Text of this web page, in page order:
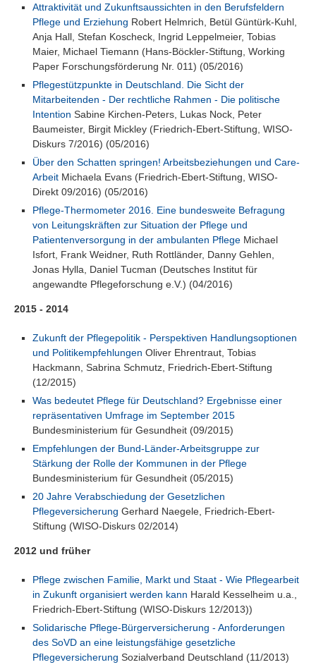
Attraktivität und Zukunftsaussichten in den Berufsfeldern
Pflege und Erziehung Robert Helmrich, Betül Güntürk-Kuhl,
Anja Hall, Stefan Koscheck, Ingrid Leppelmeier, Tobias
Maier, Michael Tiemann (Hans-Böckler-Stiftung, Working
Paper Forschungsförderung Nr. 011) (05/2016)
Pflegestützpunkte in Deutschland. Die Sicht der
Mitarbeitenden - Der rechtliche Rahmen - Die politische
Intention Sabine Kirchen-Peters, Lukas Nock, Peter
Baumeister, Birgit Mickley (Friedrich-Ebert-Stiftung, WISO-
Diskurs 7/2016) (05/2016)
Über den Schatten springen! Arbeitsbeziehungen und Care-
ArbeitMichaela Evans (Friedrich-Ebert-Stiftung, WISO-
Direkt 09/2016) (05/2016)
Pflege-Thermometer 2016. Eine bundesweite Befragung
von Leitungskräften zur Situation der Pflege und
Patientenversorgung in der ambulanten PflegeMichael
Isfort, Frank Weidner, Ruth Rottländer, Danny Gehlen,
Jonas Hylla, Daniel Tucman (Deutsches Institut für
angewandte Pflegeforschung e.V.) (04/2016)
2015 - 2014
Zukunft der Pflegepolitik - Perspektiven Handlungsoptionen
und Politikempfehlungen Oliver Ehrentraut, Tobias
Hackmann, Sabrina Schmutz, Friedrich-Ebert-Stiftung
(12/2015)
Was bedeutet Pflege für Deutschland? Ergebnisse einer
repräsentativen Umfrage im September 2015
Bundesministerium für Gesundheit (09/2015)
Empfehlungen der Bund-Länder-Arbeitsgruppe zur
Stärkung der Rolle der Kommunen in der Pflege
Bundesministerium für Gesundheit (05/2015)
20 Jahre Verabschiedung der Gesetzlichen
Pflegeversicherung Gerhard Naegele, Friedrich-Ebert-
Stiftung (WISO-Diskurs 02/2014)
2012 und früher
Pflege zwischen Familie, Markt und Staat - Wie Pflegearbeit
in Zukunft organisiert werden kann Harald Kesselheim u.a.,
Friedrich-Ebert-Stiftung (WISO-Diskurs 12/2013))
Solidarische Pflege-Bürgerversicherung - Anforderungen
des SoVD an eine leistungsfähige gesetzliche
Pflegeversicherung Sozialverband Deutschland (11/2013)